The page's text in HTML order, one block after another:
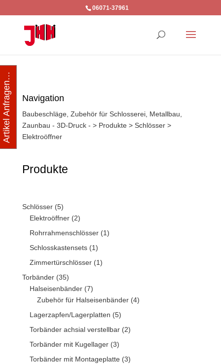
06071-37961
Navigation
Baubeschläge, Zubehör für Schlosserei, Metallbau,
Zaunbau - 3D-Druck - > Produkte> Schlösser>
Elektroöffner
Produkte
Schlösser(5)
Elektroöffner(2)
Rohrrahmenschlösser(1)
Schlosskastensets(1)
Zimmertürschlösser(1)
Torbänder(35)
Halseisenbänder(7)
Zubehör für Halseisenbänder(4)
Lagerzapfen/Lagerplatten (5)
Torbänder achsial verstellbar(2)
Torbänder mit Kugellager(3)
Torbänder mit Montageplatte(3)
Artikel Anfragen…